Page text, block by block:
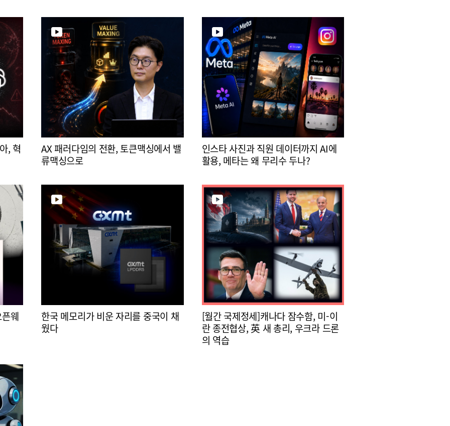
, 혁
AX 패러다임의 전환, 토큰맥싱에서 밸
류맥싱으로
인스타 사진과 직원 데이터까지 AI에
활용, 메타는 왜 무리수 두나?
웨
한국 메모리가 비운 자리를 중국이 채
웠다
[월간 국제정세]캐나다 잠수함, 미-이
란 종전협상, 英 새 총리, 우크라 드론
의 역습